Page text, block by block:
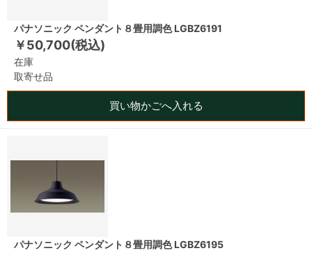
パナソニック ペンダント８畳用調色 LGBZ6191
￥50,700(税込)
在庫
取寄せ品
買い物かごへ入れる
パナソニック ペンダント８畳用調色 LGBZ6195